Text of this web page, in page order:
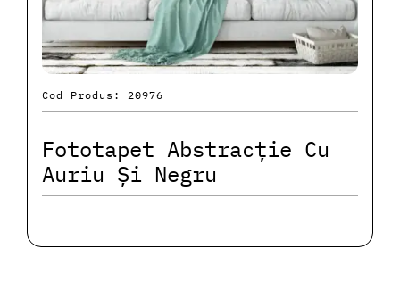
Cod Produs: 20976
Fototapet Abstracție Cu
Auriu Și Negru